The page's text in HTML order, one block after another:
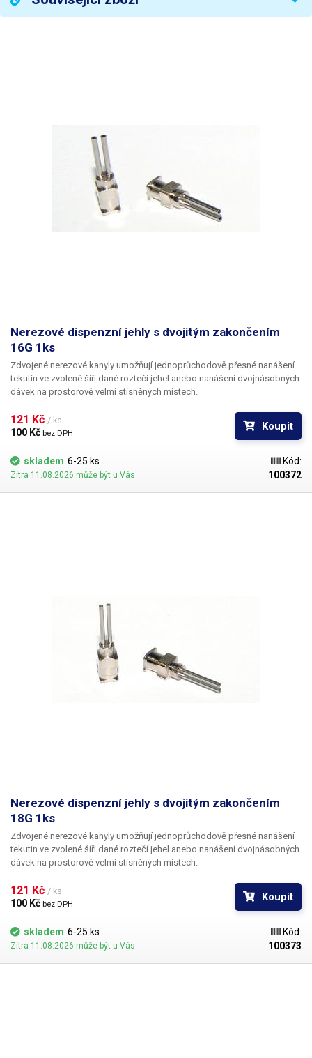
Nerezové dispenzní jehly s dvojitým zakončením
16G 1ks
Zdvojené nerezové kanyly umožňují jednoprůchodově přesné nanášení
tekutin ve zvolené šíři dané roztečí jehel anebo nanášení dvojnásobných
dávek na prostorově velmi stísněných místech.
121 Kč / ks
100 Kč bez DPH
Koupit
skladem 6-25 ks
Zítra 11.08.2026 může být u Vás
Kód:
100372
Nerezové dispenzní jehly s dvojitým zakončením
18G 1ks
Zdvojené nerezové kanyly umožňují jednoprůchodově přesné nanášení
tekutin ve zvolené šíři dané roztečí jehel anebo nanášení dvojnásobných
dávek na prostorově velmi stísněných místech.
121 Kč / ks
100 Kč bez DPH
Koupit
skladem 6-25 ks
Zítra 11.08.2026 může být u Vás
Kód:
100373